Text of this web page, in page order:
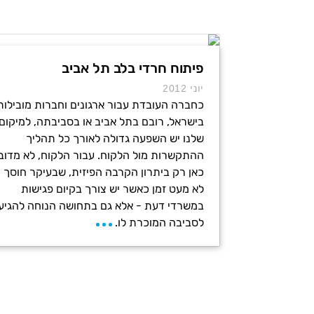
פיתוח חרדי בלב תל אביב
יוני 2012
כחברה העובדת עבור ארגונים וחברות
בישראל, רובם בתל אביב או בסביבתה,
שלנו יש השפעה גדולה לאורך כל תהליך
ההתקשרות מול הלקוח. עבור הלקוח, לא
כאן רק ביתרון הקרבה הפיזית, שבעיקר חוסך
לא מעט זמן כאשר יש צורך בקיום פגישות
במשרדי דעת - אלא גם בתחושה הנוחה
לסביבה המוכרת לו.